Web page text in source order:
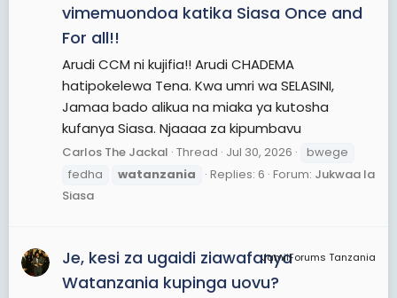
vimemuondoa katika Siasa Once and
For all!!
Arudi CCM ni kujifia!! Arudi CHADEMA
hatipokelewa Tena. Kwa umri wa SELASINI,
Jamaa bado alikua na miaka ya kutosha
kufanya Siasa. Njaaaa za kipumbavu
Carlos The Jackal Thread Jul 30, 2026
bwege
fedha
watanzania Replies: 6 Forum: Jukwaa la
Siasa
JamiiForums Tanzania
Je, kesi za ugaidi ziawafanya
Watanzania kupinga uovu?